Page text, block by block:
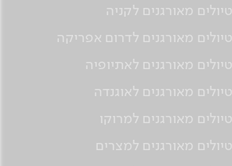
טיולים מאורגנים לקניה
טיולים מאורגנים לדרום אפריקה
טיולים מאורגנים לאתיופיה
טיולים מאורגנים לאוגנדה
טיולים מאורגנים למרוקו
טיולים מאורגנים למצרים